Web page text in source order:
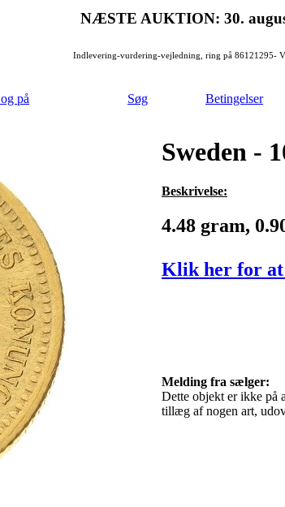
NÆSTE AUKTION: 30.
Indlevering-vurdering-vejledning, ring på 86121295-
på Søg Betingelser
Sweden -
Beskrivelse:
4.48 gram,
Klik her for at
Melding fra sælger:
Dette objekt er ikke på
tillæg af nogen art,